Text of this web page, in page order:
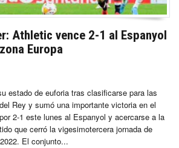
Athletic vence 2-1 al Espanyol
Europa
estado de euforia tras clasificarse para las
Rey y sumó una importante victoria en el
2-1 este lunes al Espanyol y acercarse a la
que cerró la vigesimotercera jornada de
El conjunto...